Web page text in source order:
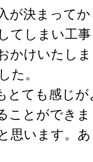
が決まって
てしまい工
かけいたし
た。
とても感じ
ことができ
思います。